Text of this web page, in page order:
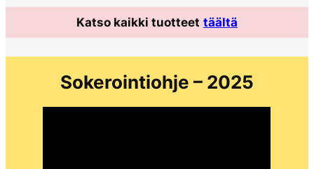
Katso kaikki tuotteet täältä
Sokerointiohje – 2025